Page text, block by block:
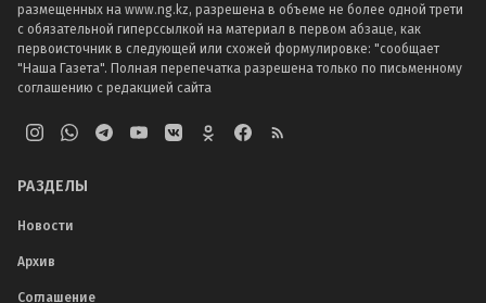
размещенных на www.ng.kz, разрешена в объеме не более одной трети
с обязательной гиперссылкой на материал в первом абзаце, как
первоисточник в следующей или схожей формулировке: "сообщает
"Наша Газета". Полная перепечатка разрешена только по письменному
соглашению с редакцией сайта
РАЗДЕЛЫ
Новости
Архив
Соглашение